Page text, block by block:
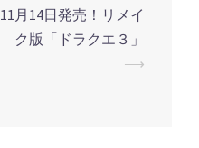
11月14日発売！リメイ
ク版「ドラクエ３」
⟶